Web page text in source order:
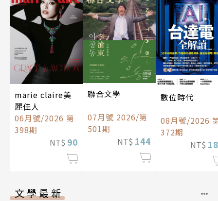
marie claire美
麗佳人
06月號/2026 第
398期
NT$ 90
聯合文學
07月號 2026/第
501期
NT$ 144
數位時代
08月號/2026
372期
NT$
文學最新